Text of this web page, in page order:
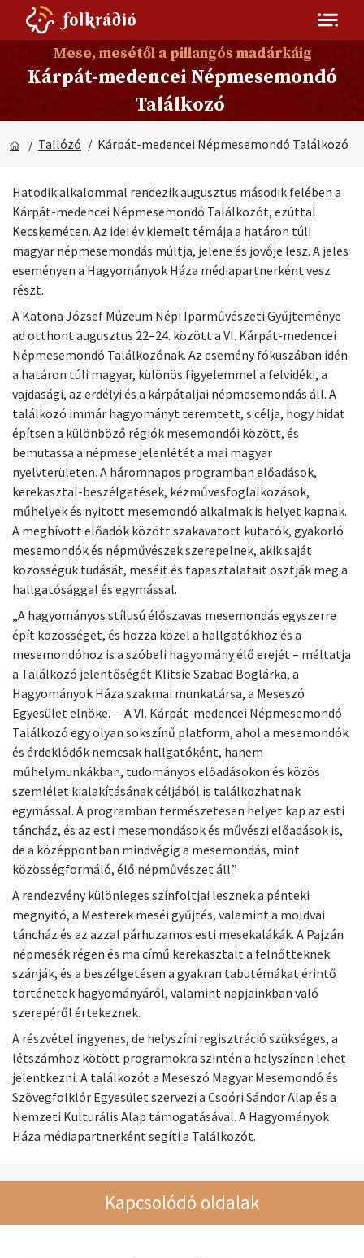
Mese, mesétől a pillangós madárkáig
Kárpát-medencei Népmesemondó
Találkozó
/ Tallózó / Kárpát-medencei Népmesemondó Találkozó
Hatodik alkalommal rendezik augusztus második felében a
Kárpát-medencei Népmesemondó Találkozót, ezúttal
Kecskeméten. Az idei év kiemelt témája a határon túli
magyar népmesemondás múltja, jelene és jövője lesz. A jeles
eseményen a Hagyományok Háza médiapartnerként vesz
részt.
A Katona József Múzeum Népi Iparművészeti Gyűjteménye
ad otthont augusztus 22–24. között a VI. Kárpát-medencei
Népmesemondó Találkozónak. Az esemény fókuszában idén
a határon túli magyar, különös figyelemmel a felvidéki, a
vajdasági, az erdélyi és a kárpátaljai népmesemondás áll. A
találkozó immár hagyományt teremtett, s célja, hogy hidat
építsen a különböző régiók mesemondói között, és
bemutassa a népmese jelenlétét a mai magyar
nyelvterületen. A háromnapos programban előadások,
kerekasztal-beszélgetések, kézművesfoglalkozások,
műhelyek és nyitott mesemondó alkalmak is helyet kapnak.
A meghívott előadók között szakavatott kutatók, gyakorló
mesemondók és népművészek szerepelnek, akik saját
közösségük tudását, meséit és tapasztalatait osztják meg a
hallgatósággal és egymással.
„A hagyományos stílusú élőszavas mesemondás egyszerre
épít közösséget, és hozza közel a hallgatókhoz és a
mesemondóhoz is a szóbeli hagyomány élő erejét – méltatja
a Találkozó jelentőségét Klitsie Szabad Boglárka, a
Hagyományok Háza szakmai munkatársa, a Meseszó
Egyesület elnöke. – A VI. Kárpát-medencei Népmesemondó
Találkozó egy olyan sokszínű platform, ahol a mesemondók
és érdeklődők nemcsak hallgatóként, hanem
műhelymunkákban, tudományos előadásokon és közös
szemlélet kialakításának céljából is találkozhatnak
egymással. A programban természetesen helyet kap az esti
táncház, és az esti mesemondások és művészi előadások is,
de a középpontban mindvégig a mesemondás, mint
közösségformáló, élő népművészet áll.”
A rendezvény különleges színfoltjai lesznek a pénteki
megnyitó, a Mesterek meséi gyűjtés, valamint a moldvai
táncház és az azzal párhuzamos esti mesekalákák. A Pajzán
népmesék régen és ma című kerekasztalt a felnőtteknek
szánják, és a beszélgetésen a gyakran tabutémákat érintő
történetek hagyományáról, valamint napjainkban való
szerepéről értekeznek.
A részvétel ingyenes, de helyszíni regisztráció szükséges, a
létszámhoz kötött programokra szintén a helyszínen lehet
jelentkezni. A találkozót a Meseszó Magyar Mesemondó és
Szövegfolklór Egyesület szervezi a Csoóri Sándor Alap és a
Nemzeti Kulturális Alap támogatásával. A Hagyományok
Háza médiapartnerként segíti a Találkozót.
Kapcsolódó oldalak